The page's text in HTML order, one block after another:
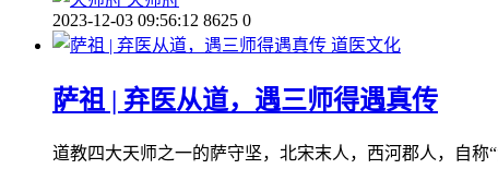
2023-12-03 09:56:12 8625 0
道医文化
萨祖 | 弃医从道，遇三师得遇真传
道教四大天师之一的萨守坚，北宋末人，西河郡人，自称